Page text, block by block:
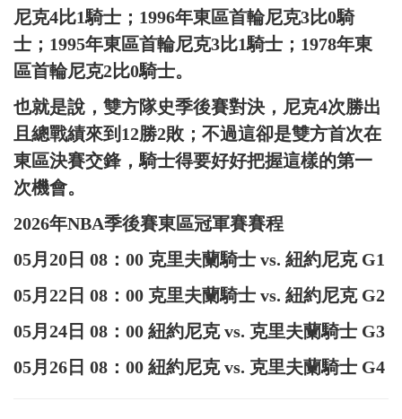
尼克4比1騎士；1996年東區首輪尼克3比0騎
士；1995年東區首輪尼克3比1騎士；1978年東
區首輪尼克2比0騎士。
也就是說，雙方隊史季後賽對決，尼克4次勝出
且總戰績來到12勝2敗；不過這卻是雙方首次在
東區決賽交鋒，騎士得要好好把握這樣的第一
次機會。
2026年NBA季後賽東區冠軍賽賽程
05月20日 08：00 克里夫蘭騎士 vs. 紐約尼克 G1
05月22日 08：00 克里夫蘭騎士 vs. 紐約尼克 G2
05月24日 08：00 紐約尼克 vs. 克里夫蘭騎士 G3
05月26日 08：00 紐約尼克 vs. 克里夫蘭騎士 G4